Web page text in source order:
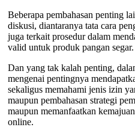
Beberapa pembahasan penting
diskusi, diantaranya tata cara
juga terkait prosedur dalam
valid untuk produk pangan segar.
Dan yang tak kalah penting,
mengenai pentingnya
sekaligus memahami jenis izin
maupun pembahasan strategi
maupun memanfaatkan
online.